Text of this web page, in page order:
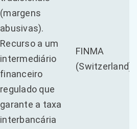
(margens
abusivas).
Recurso a um
intermediário
financeiro
regulado que
garante a taxa
interbancária
FINMA
(Switzerland)